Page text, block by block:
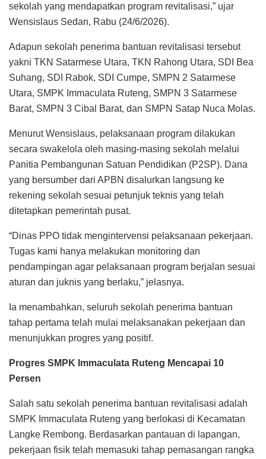
sekolah yang mendapatkan program revitalisasi,” ujar
Wensislaus Sedan, Rabu (24/6/2026).
Adapun sekolah penerima bantuan revitalisasi tersebut
yakni TKN Satarmese Utara, TKN Rahong Utara, SDI Bea
Suhang, SDI Rabok, SDI Cumpe, SMPN 2 Satarmese
Utara, SMPK Immaculata Ruteng, SMPN 3 Satarmese
Barat, SMPN 3 Cibal Barat, dan SMPN Satap Nuca Molas.
Menurut Wensislaus, pelaksanaan program dilakukan
secara swakelola oleh masing-masing sekolah melalui
Panitia Pembangunan Satuan Pendidikan (P2SP). Dana
yang bersumber dari APBN disalurkan langsung ke
rekening sekolah sesuai petunjuk teknis yang telah
ditetapkan pemerintah pusat.
“Dinas PPO tidak mengintervensi pelaksanaan pekerjaan.
Tugas kami hanya melakukan monitoring dan
pendampingan agar pelaksanaan program berjalan sesuai
aturan dan juknis yang berlaku,” jelasnya.
Ia menambahkan, seluruh sekolah penerima bantuan
tahap pertama telah mulai melaksanakan pekerjaan dan
menunjukkan progres yang positif.
Progres SMPK Immaculata Ruteng Mencapai 10
Persen
Salah satu sekolah penerima bantuan revitalisasi adalah
SMPK Immaculata Ruteng yang berlokasi di Kecamatan
Langke Rembong. Berdasarkan pantauan di lapangan,
pekerjaan fisik telah memasuki tahap pemasangan rangka